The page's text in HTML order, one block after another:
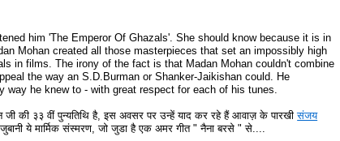
him 'The Emperor Of Ghazals'. She should know because it is in
Mohan created all those masterpieces that set an impossibly high
in films. The irony of the fact is that Madan Mohan couldn't combine
the way an S.D.Burman or Shanker-Jaikishan could. He
way he knew to - with great respect for each of his tunes.
जी की ३३ वीं पुन्यतिथि है, इस अवसर पर उन्हें याद कर रहे हैं आवाज़ के पारखीसंजय
जुबानी ये मार्मिक संस्मरण, जो जुडा है एक अमर गीत " नैना बरसे " से....